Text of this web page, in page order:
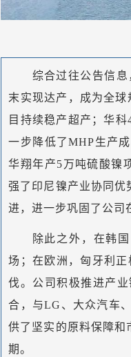
综合过往公告信
末实现达产，成为全
目持续稳产超产；华
一步降低了MHP生产
华翔年产5万吨硫酸镍
强了印尼镍产业协同优
进，进一步巩固了公司
除此之外，在韩
场；在欧洲，匈牙利
伐。公司积极推进产
合，与LG、大众汽车
供了坚实的原料保障和
期。